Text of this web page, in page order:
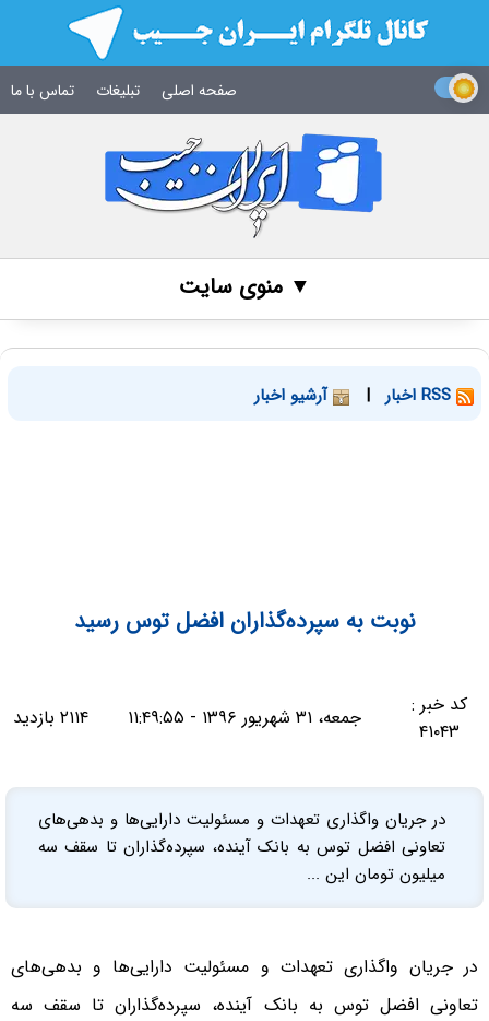
صفحه اصلی تبلیغات تماس با ما
▼ منوی سایت
| آرشیو اخبار
نوبت به سپرده‌گذاران افضل توس رسید
کد خبر :
۴۱۰۴۳
جمعه، ۳۱ شهریور ۱۳۹۶ - ۱۱:۴۹:۵۵ ۲۱۱۴ بازدید
در جریان واگذاری تعهدات و مسئولیت دارایی‌ها و بدهی‌های
تعاونی افضل توس به بانک آینده، سپرده‌گذاران تا سقف سه
میلیون تومان این ...
در جریان واگذاری تعهدات و مسئولیت دارایی‌ها و بدهی‌های
تعاونی افضل توس به بانک آینده، سپرده‌گذاران تا سقف سه